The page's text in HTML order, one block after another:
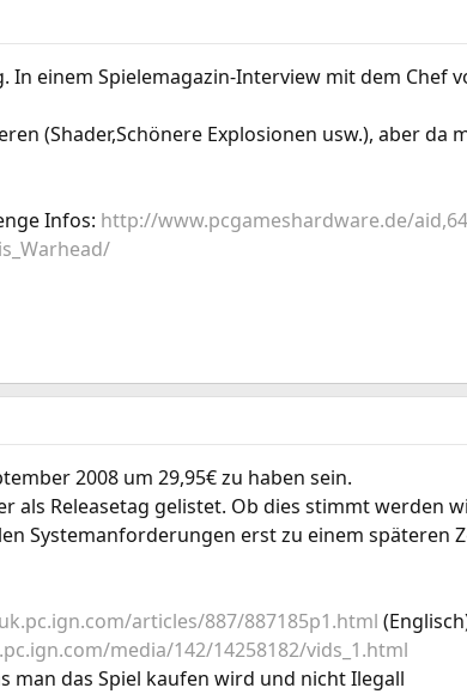
einem Spielemagazin-Interview mit dem Chef
(Shader,Schönere Explosionen usw.), aber
Infos: http://www.pcgameshardware.de/
2008 um 29,95€ zu haben sein.
als Releasetag gelistet. Ob dies stimmt
Systemanforderungen erst zu einem späteren
articles/887/887185p1.html
media/142/14258182/vids_1.html
man das Spiel kaufen wird und nicht Ilegall